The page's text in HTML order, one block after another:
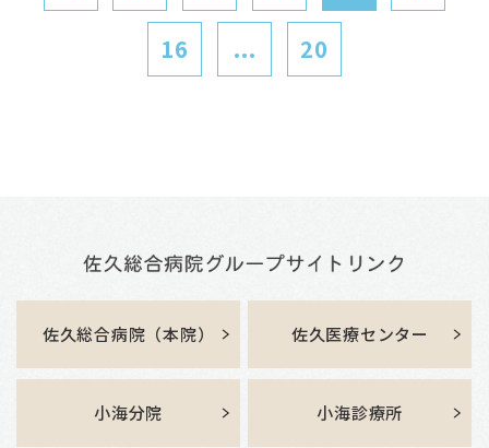
16 ... 20
佐久総合病院（本院） 佐久医療センター
小海分院 小海診療所